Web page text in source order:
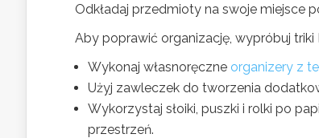
Odkładaj przedmioty na swoje miejsce
Aby poprawić organizację, wypróbuj triki
Wykonaj własnoręczne organizery z
Użyj zawleczek do tworzenia
Wykorzystaj słoiki, puszki i rolki po
przestrzeń.